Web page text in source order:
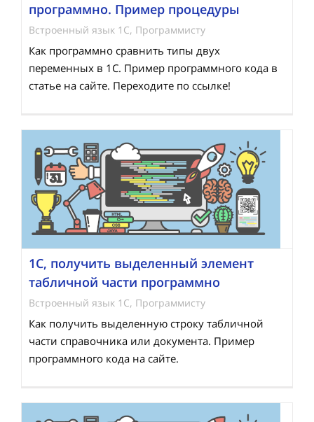
программно. Пример процедуры
Встроенный язык 1С, Программисту
Как программно сравнить типы двух
переменных в 1С. Пример программного кода в
статье на сайте. Переходите по ссылке!
1С, получить выделенный элемент
табличной части программно
Встроенный язык 1С, Программисту
Как получить выделенную строку табличной
части справочника или документа. Пример
программного кода на сайте.